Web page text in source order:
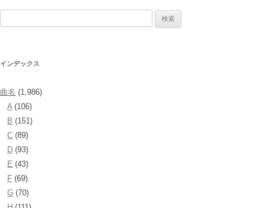
インデックス
曲名 (1,986)
A(106)
B (151)
C (89)
D (93)
E (43)
F (69)
G (70)